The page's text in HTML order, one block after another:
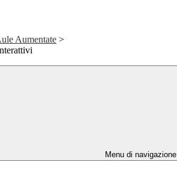
Aumentate >
Menu di navigazione